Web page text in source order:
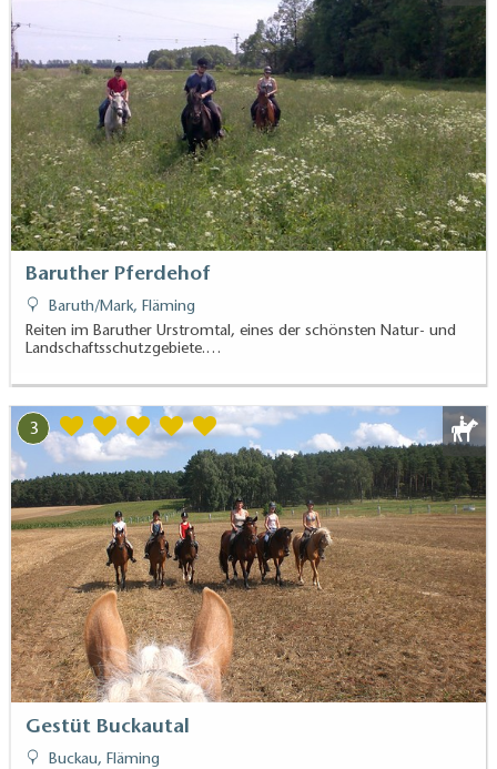
Baruther Pferdehof
Baruth/Mark, Fläming
Reiten im Baruther Urstromtal, eines der schönsten Natur- und
Landschaftsschutzgebiete.…
3
Gestüt Buckautal
Buckau, Fläming